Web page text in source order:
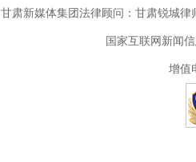
甘肃新媒体集团法律顾问：甘肃锐
国家互联网新闻
增值